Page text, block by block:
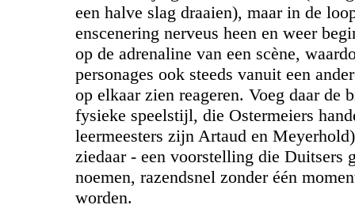
een halve slag draaien), maar in de
enscenering nerveus heen en weer
op de adrenaline van een scène,
personages ook steeds vanuit een
op elkaar zien reageren. Voeg daar de
fysieke speelstijl, die Ostermeiers
leermeesters zijn Artaud en
ziedaar - een voorstelling die Duitsers
noemen, razendsnel zonder één
worden.